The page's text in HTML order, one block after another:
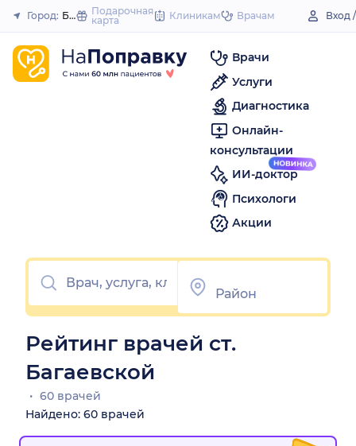
to
Закрыть
Город: Багаевская (станица)
Подарочная
карта
Клиникам Врачам Вход
Врачи
Услуги
Диагностика
Онлайн-
консультации
ИИ-доктор
Психологи
Акции
Рейтинг врачей ст.
Багаевской
60 врачей
Найдено: 60 врачей